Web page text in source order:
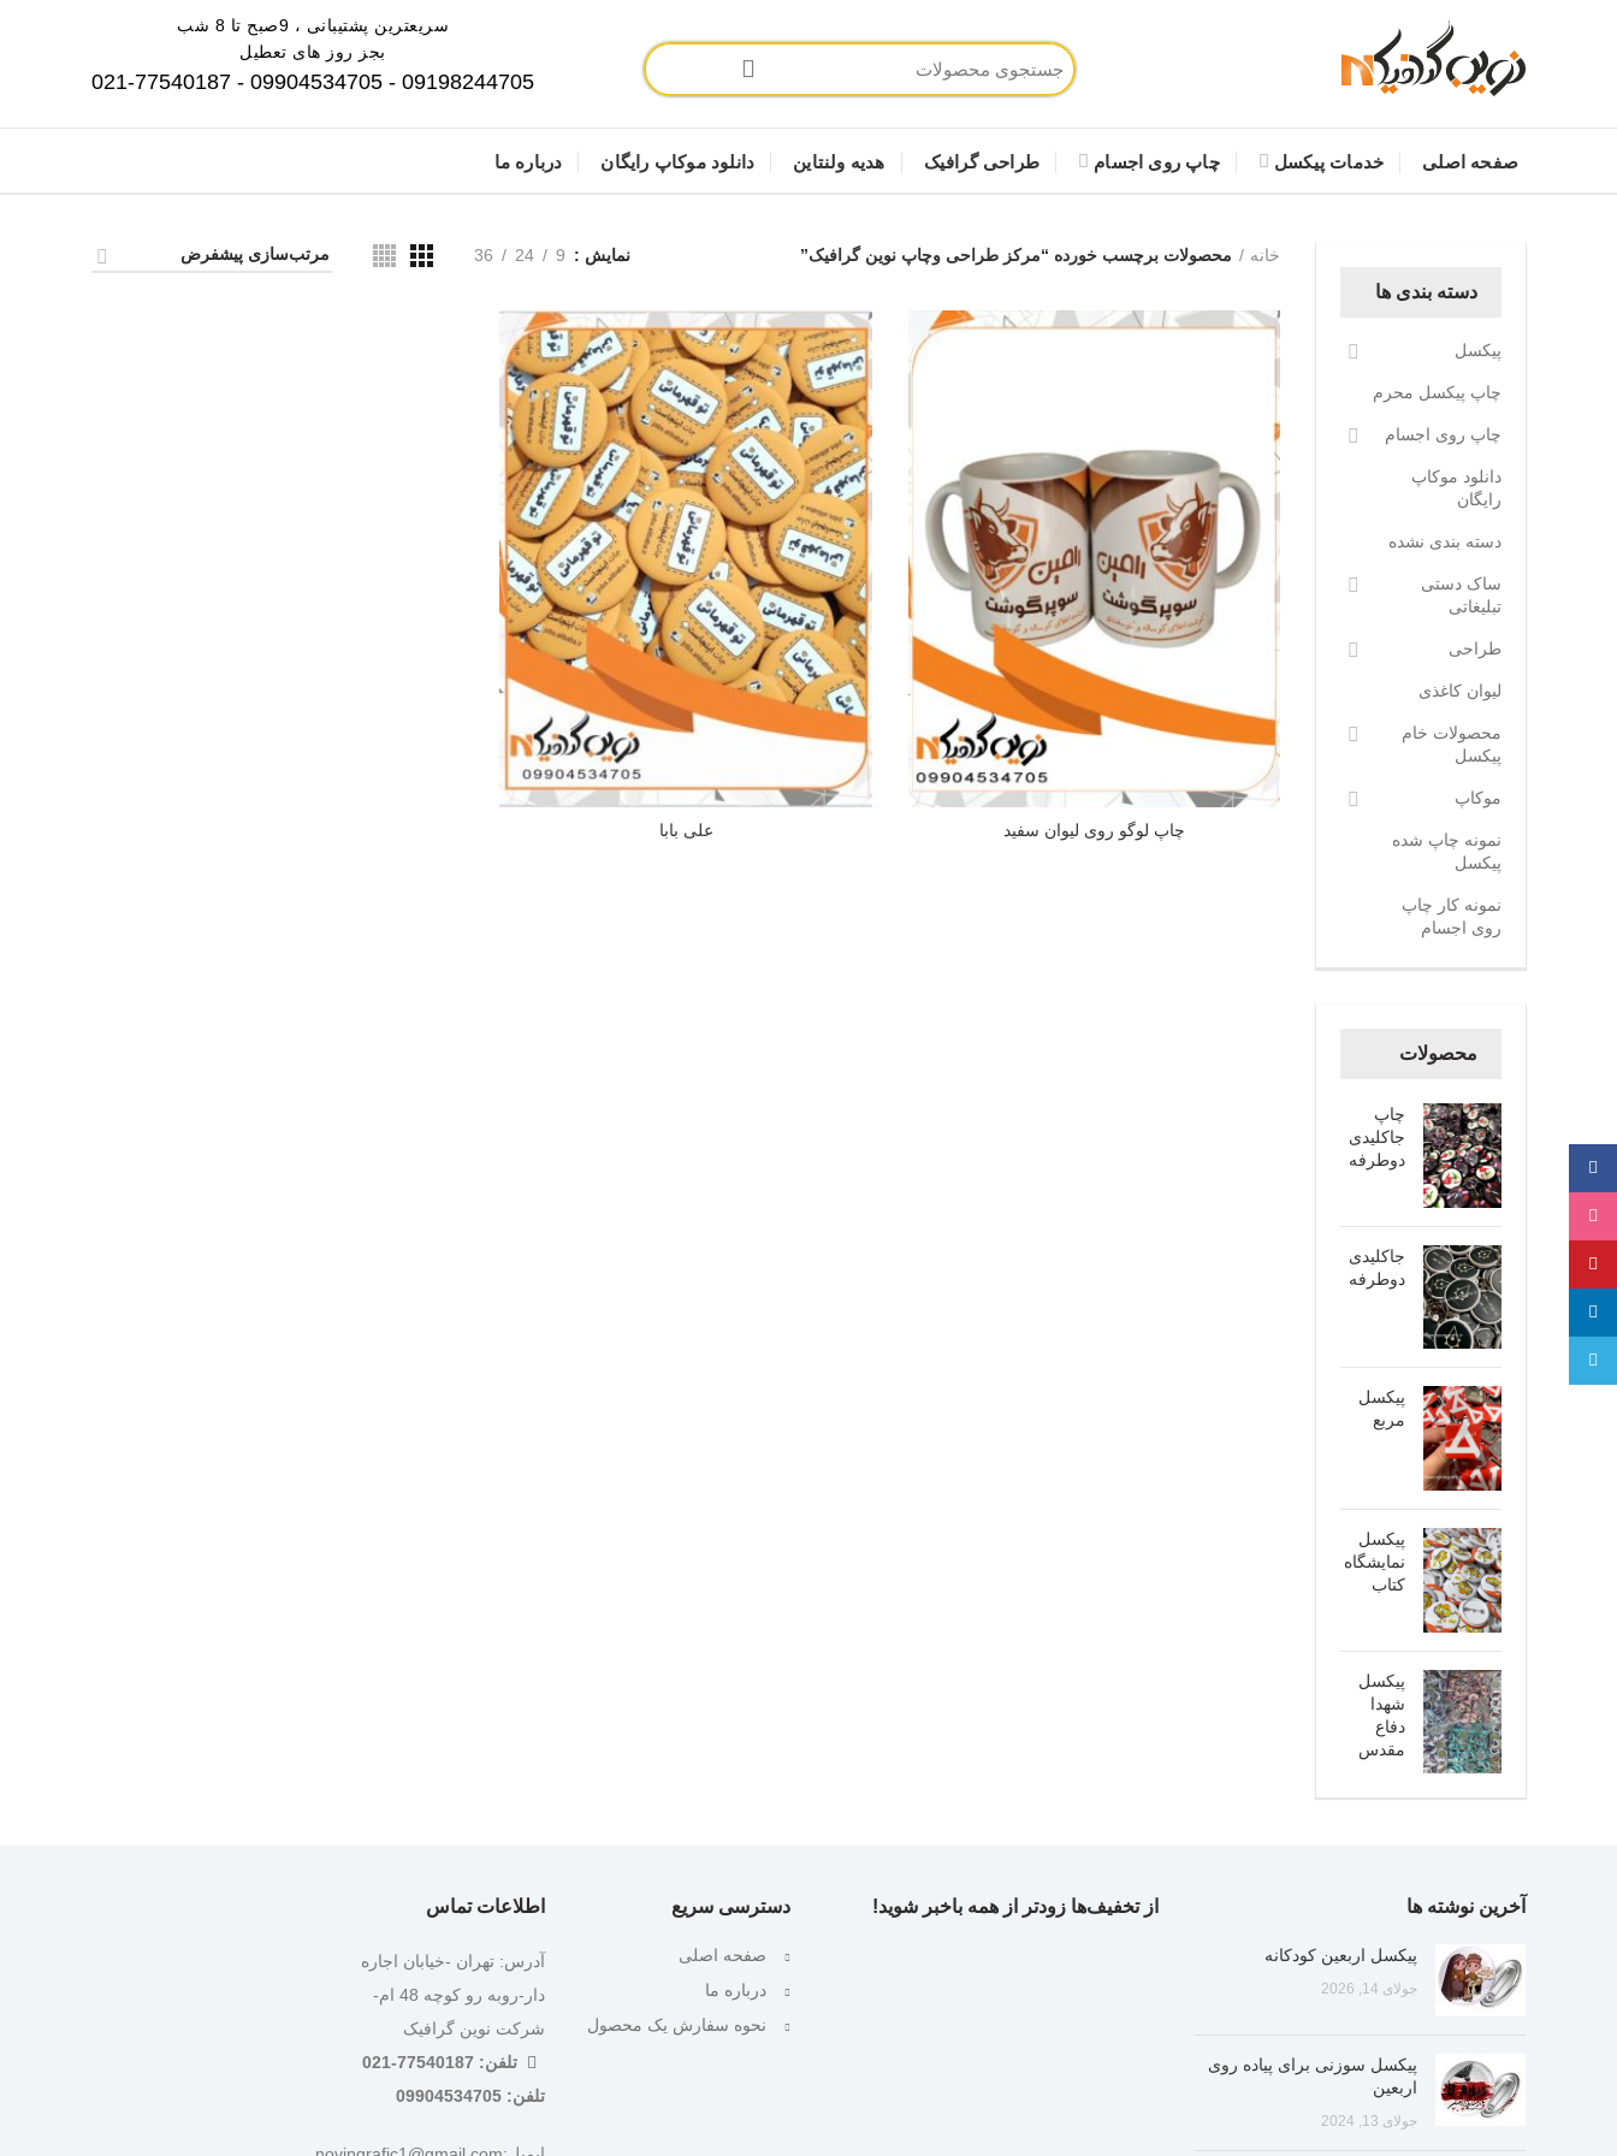
سریعترین پشتیبانی ، 9صبح تا 8 شب
بجز روز های تعطیل
09198244705 - 09904534705 - 021-77540187
صفحه اصلی خدمات پیکسل چاپ روی اجسام طراحی گرافیک هدیه ولنتاین دانلود موکاپ رایگان درباره ما
خانه محصولات برچسب خورده “مرکز طراحی وچاپ نوین گرافیک” نمایش 9
24
36
چاپ لوگو روی لیوان سفید علی بابا
دسته بندی ها
پیکسل
چاپ پیکسل محرم
چاپ روی اجسام
دانلود موکاپ
رایگان
دسته بندی نشده
ساک دستی
تبلیغاتی
طراحی
لیوان کاغذی
محصولات خام
پیکسل
موکاپ
نمونه چاپ شده
پیکسل
نمونه کار چاپ
روی اجسام
محصولات
چاپ
جاکلیدی
دوطرفه
جاکلیدی
دوطرفه
پیکسل
مربع
پیکسل
نمایشگاه
کتاب
پیکسل
شهدا
دفاع
مقدس
آخرین نوشته ها
پیکسل اربعین کودکانه
جولای 14, 2026
پیکسل سوزنی برای پیاده روی
اربعین
جولای 13, 2024
از تخفیف‌ها زودتر از همه باخبر شوید! دسترسی سریع
صفحه اصلی
درباره ما
نحوه سفارش یک محصول
اطلاعات تماس
آدرس: تهران -خیابان اجاره
دار-روبه رو کوچه 48 ام-
شرکت نوین گرافیک
تلفن: 77540187-021
تلفن: 09904534705
فیسبوک
اینستاگرام
پینترست
لینکدین
تلگرام